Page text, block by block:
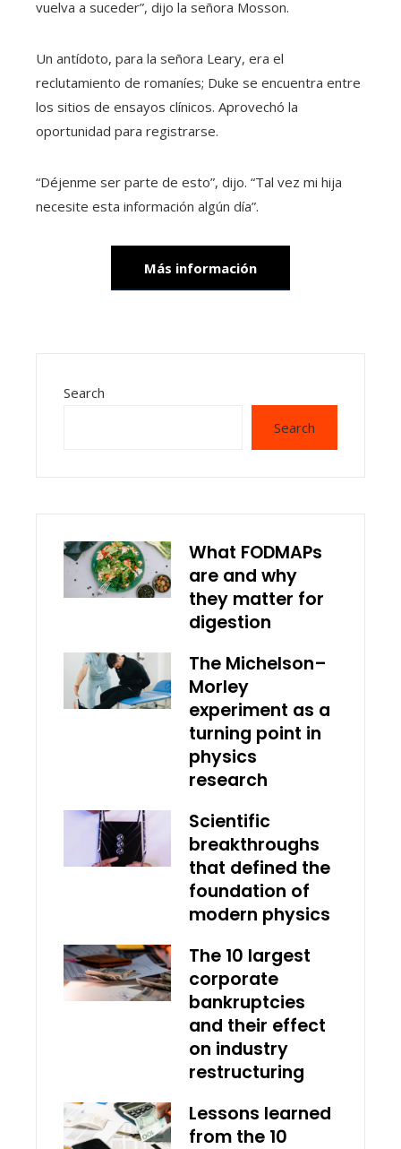
vuelva a suceder”, dijo la señora Mosson.
Un antídoto, para la señora Leary, era el
reclutamiento de romaníes; Duke se encuentra entre
los sitios de ensayos clínicos. Aprovechó la
oportunidad para registrarse.
“Déjenme ser parte de esto”, dijo. “Tal vez mi hija
necesite esta información algún día”.
Más información
Search
Search
What FODMAPs
are and why
they matter for
digestion
The Michelson–
Morley
experiment as a
turning point in
physics
research
Scientific
breakthroughs
that defined the
foundation of
modern physics
The 10 largest
corporate
bankruptcies
and their effect
on industry
restructuring
Lessons learned
from the 10